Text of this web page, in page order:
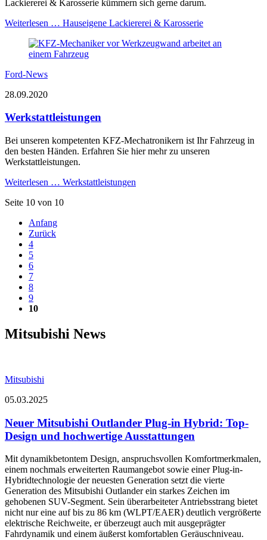
Lackiererei & Karosserie kümmern sich gerne darum.
Weiterlesen … Hauseigene Lackiererei & Karosserie
Ford-News
28.09.2020
Werkstattleistungen
Bei unseren kompetenten KFZ-Mechatronikern ist Ihr Fahrzeug in
den besten Händen. Erfahren Sie hier mehr zu unseren
Werkstattleistungen.
Weiterlesen … Werkstattleistungen
Seite 10 von 10
Anfang
Zurück
4
5
6
7
8
9
10
Mitsubishi News
Mitsubishi
05.03.2025
Neuer Mitsubishi Outlander Plug-in Hybrid: Top-
Design und hochwertige Ausstattungen
Mit dynamikbetontem Design, anspruchsvollen Komfortmerkmalen,
einem nochmals erweiterten Raumangebot sowie einer Plug-in-
Hybridtechnologie der neuesten Generation setzt die vierte
Generation des Mitsubishi Outlander ein starkes Zeichen im
gehobenen SUV-Segment. Sein überarbeiteter Antriebsstrang bietet
nicht nur eine auf bis zu 86 km (WLPT/EAER) deutlich vergrößerte
elektrische Reichweite, er überzeugt auch mit ausgeprägter
Fahrdynamik und einem äußerst komfortablen Geräuschniveau.